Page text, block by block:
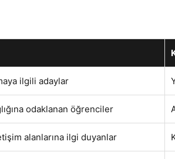
ilgili adaylar
odaklanan öğrenciler
alanlarına ilgi duyanlar